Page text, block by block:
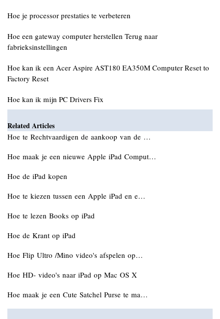
Hoe je processor prestaties te verbeteren
Hoe een gateway computer herstellen Terug naar
fabrieksinstellingen
Hoe kan ik een Acer Aspire AST180 EA350M Computer Reset to
Factory Reset
Hoe kan ik mijn PC Drivers Fix
Related Articles
Hoe te Rechtvaardigen de aankoop van de …
Hoe maak je een nieuwe Apple iPad Comput…
Hoe de iPad kopen
Hoe te kiezen tussen een Apple iPad en e…
Hoe te lezen Books op iPad
Hoe de Krant op iPad
Hoe Flip Ultro /Mino video's afspelen op…
Hoe HD- video's naar iPad op Mac OS X
Hoe maak je een Cute Satchel Purse te ma…